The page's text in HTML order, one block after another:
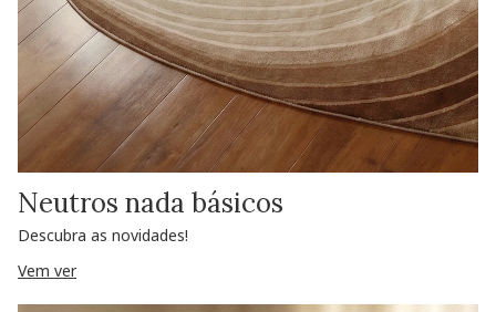
Neutros nada básicos
Descubra as novidades!
Vem ver